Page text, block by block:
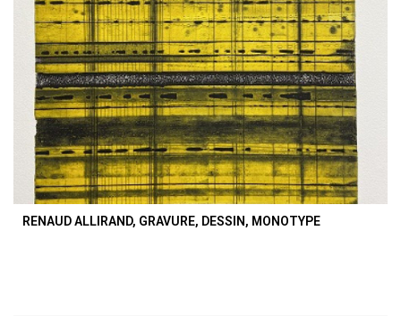
RENAUD ALLIRAND, GRAVURE, DESSIN, MONOTYPE